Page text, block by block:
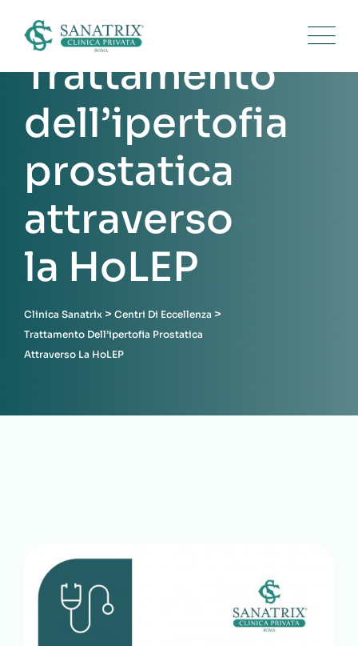
Trattamento
dell’ipertofia
prostatica
attraverso
la HoLEP
Clinica Sanatrix > Centri Di Eccellenza >
Trattamento Dell’ipertofia Prostatica
Attraverso La HoLEP